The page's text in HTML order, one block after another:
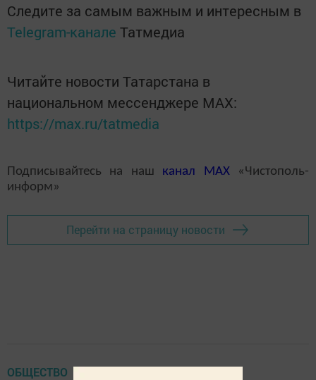
Следите за самым важным и интересным в
Telegram-канале Татмедиа
Читайте новости Татарстана в
национальном мессенджере MАХ:
https://max.ru/tatmedia
Подписывайтесь на наш канал MAX«Чистополь-
информ»
Перейти на страницу новости
ОБЩЕСТВО